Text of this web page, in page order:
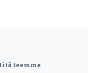
teemme